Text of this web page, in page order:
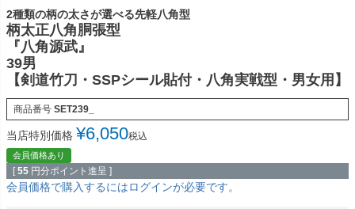
2種類の柄の太さが選べる先軽八角型
柄太正八角胴張型
『八角源武』
39男
【剣道竹刀・SSPシール貼付・八角実戦型・男女用】
商品番号 SET239_
当店特別価格 ¥6,050税込
会員価格あり
[ 55 円分ポイント進呈 ]
会員価格で購入するにはログインが必要です。